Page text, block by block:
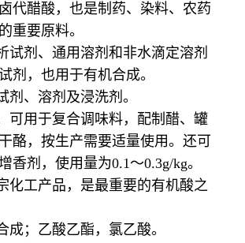
代醋酸，也是制药、染料、农药
重要原料。
试剂、通用溶剂和非水滴定溶剂
剂，也用于有机合成。
剂、溶剂及浸洗剂。
可用于复合调味料，配制醋、罐
酪，按生产需要适量使用。还可
香剂，使用量为0.1～0.3g/kg。
化工产品，是最重要的有机酸之
成；乙酸乙酯，氯乙酸。